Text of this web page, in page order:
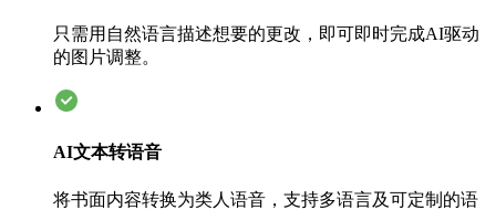
只需用自然语言描述想要的更改，即可即时完成AI驱动
的图片调整。
AI文本转语音
将书面内容转换为类人语音，支持多语言及可定制的语